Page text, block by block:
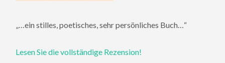
„…ein stilles, poetisches, sehr persönliches Buch…“
Lesen Sie die vollständige Rezension!